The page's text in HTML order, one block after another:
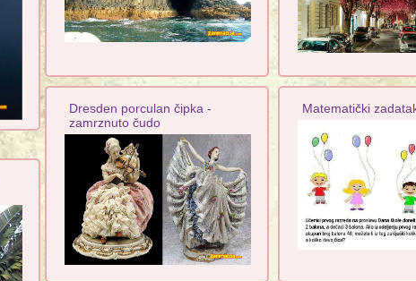
Dresden porculan čipka -
zamrznuto čudo
Matematički